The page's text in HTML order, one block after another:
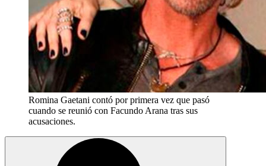
Romina Gaetani contó por primera vez que pasó
cuando se reunió con Facundo Arana tras sus
acusaciones.